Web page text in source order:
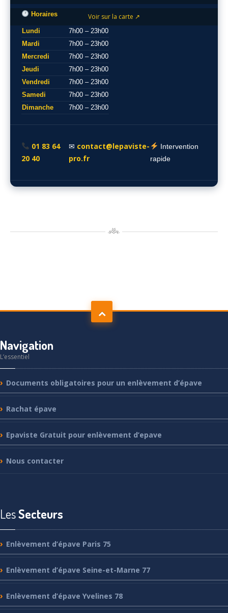
Voir sur la carte ↗
Horaires
Lundi
7h00 – 23h00
Mardi
7h00 – 23h00
Mercredi
7h00 – 23h00
Jeudi
7h00 – 23h00
Vendredi
7h00 – 23h00
Samedi
7h00 – 23h00
Dimanche
7h00 – 23h00
01 83 64
20 40
✉ contact@lepaviste-
pro.fr
Intervention
rapide
Navigation
L’essentiel
Documents obligatoires pour un enlèvement d’épave
Rachat épave
Epaviste Gratuit pour enlèvement d’epave
Nous contacter
LesSecteurs
Enlèvement d’épave Paris 75
Enlèvement d’épave Seine-et-Marne 77
Enlèvement d’épave Yvelines 78